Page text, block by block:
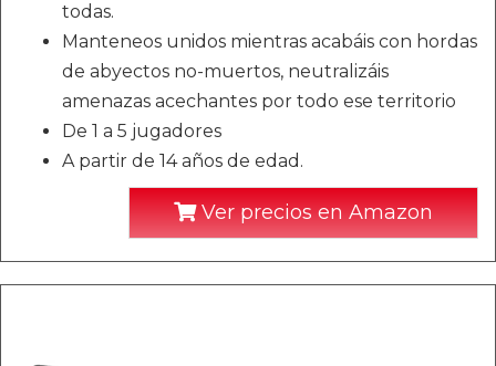
todas.
Manteneos unidos mientras acabáis con hordas
de abyectos no-muertos, neutralizáis
amenazas acechantes por todo ese territorio
De 1 a 5 jugadores
A partir de 14 años de edad.
Ver precios en Amazon